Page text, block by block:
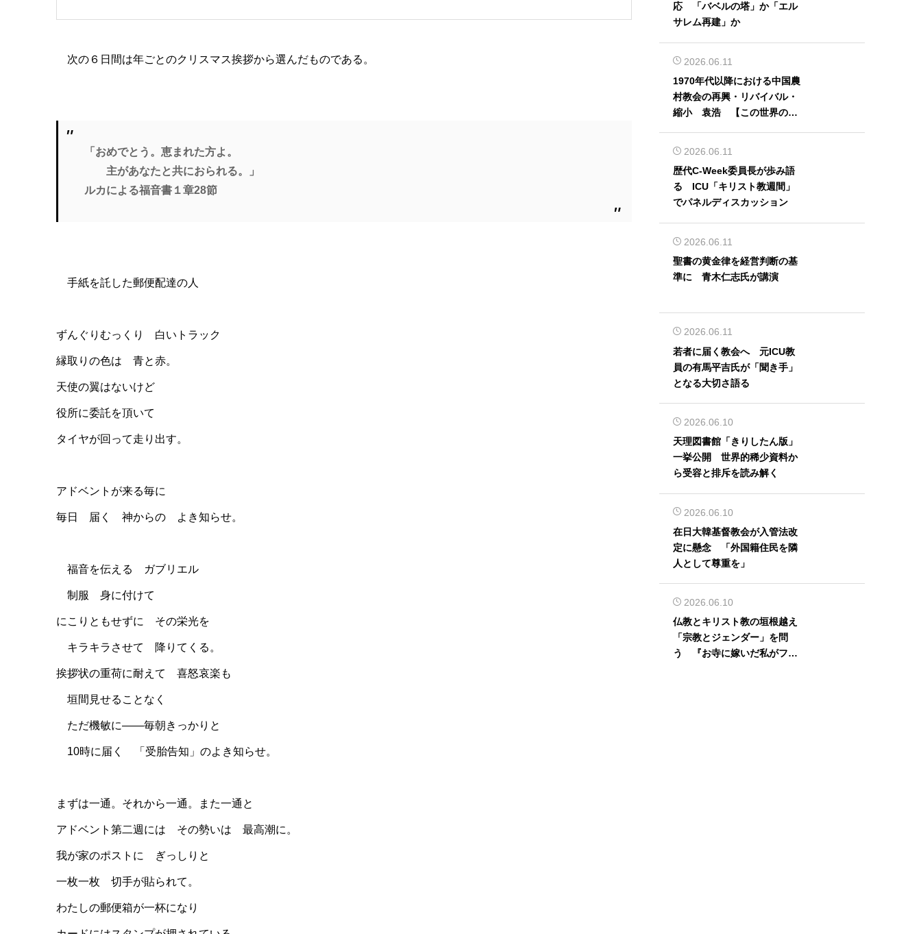
次の６日間は年ごとのクリスマス挨拶から選んだものである。
「おめでとう。恵まれた方よ。
主があなたと共におられる。」
ルカによる福音書１章28節
手紙を託した郵便配達の人
ずんぐりむっくり 白いトラック
縁取りの色は 青と赤。
天使の翼はないけど
役所に委託を頂いて
タイヤが回って走り出す。
アドベントが来る毎に
毎日 届く 神からの よき知らせ。
福音を伝える ガブリエル
制服 身に付けて
にこりともせずに その栄光を
キラキラさせて 降りてくる。
挨拶状の重荷に耐えて 喜怒哀楽も
垣間見せることなく
ただ機敏に――毎朝きっかりと
10時に届く 「受胎告知」のよき知らせ。
まずは一通。それから一通。また一通と
アドベント第二週には その勢いは 最高潮に。
我が家のポストに ぎっしりと
一枚一枚 切手が貼られて。
わたしの郵便箱が一杯になり
応 「バベルの塔」か「エル
サレム再建」か
2026.06.11
1970年代以降における中国農
村教会の再興・リバイバル・
縮小 袁浩 【この世界の片
2026.06.11
歴代C-Week委員長が歩み語
る ICU「キリスト教週間」
でパネルディスカッション
2026.06.11
聖書の黄金律を経営判断の基
準に 青木仁志氏が講演
2026.06.11
若者に届く教会へ 元ICU教
員の有馬平吉氏が「聞き手」
となる大切さ語る
2026.06.10
天理図書館「きりしたん版」
一挙公開 世界的稀少資料か
ら受容と排斥を読み解く
2026.06.10
在日大韓基督教会が入管法改
定に懸念 「外国籍住民を隣
人として尊重を」
2026.06.10
仏教とキリスト教の垣根越え
「宗教とジェンダー」を問
う 『お寺に嫁いだ私がフェ